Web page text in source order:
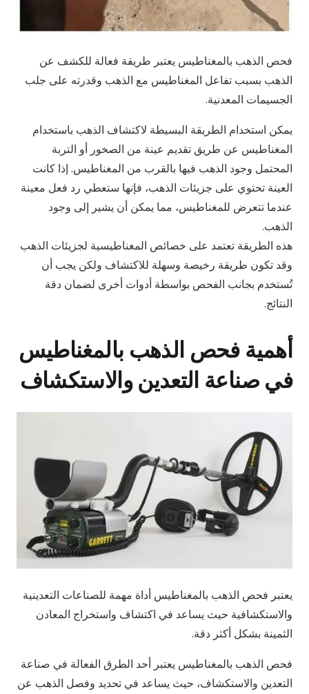
فحص الذهب بالمغناطيس يعتبر طريقة فعالة للكشف عن
الذهب بسبب تفاعل المغناطيس مع الذهب وقدرته على جلب
الجسيمات المعدنية.
يمكن استخدام الطريقة البسيطة لاكتشاف الذهب باستخدام
المغناطيس عن طريق تقديم عينة من الصخور أو التربة
المحتمل وجود الذهب فيها بالقرب من المغناطيس. إذا كانت
العينة تحتوي على جزيئات الذهب، فإنها ستعطي رد فعل معينة
عندما تتعرض للمغناطيس، مما يمكن أن يشير إلى وجود
الذهب.
هذه الطريقة تعتمد على خصائص المغناطيسية لجزيئات الذهب
وقد تكون طريقة رخيصة وسهلة للاكتشاف ولكن يجب أن
تُستخدم بجانب الفحص بواسطة أدوات أخرى لضمان دقة
النتائج.
أهمية فحص الذهب بالمغناطيس
في صناعة التعدين والاستكشاف
يعتبر فحص الذهب بالمغناطيس أداة مهمة للصناعات التعدينية
والاستكشافية حيث يساعد في اكتشاف واستخراج المعادن
الثمينة بشكل أكثر دقة.
فحص الذهب بالمغناطيس يعتبر أحد الطرق الفعالة في صناعة
التعدين والاستكشاف، حيث يساعد في تحديد وفصل الذهب عن